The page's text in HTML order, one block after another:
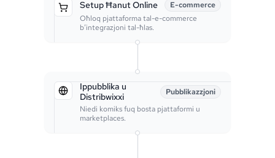
Setup Ħanut Online
E-commerce
Oħloq pjattaforma tal-e-commerce
b’integrazjoni tal-ħlas.
Ippubblika u
Distribwixxi
Pubblikazzjoni
Niedi komiks fuq bosta pjattaformi u
marketplaces.